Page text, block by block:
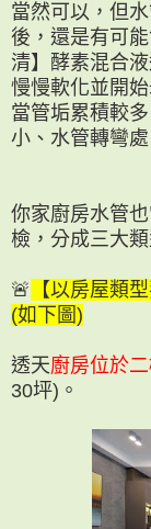
當然可以，但
後，還是有可
清】酵素混合
慢慢軟化並開始
當管垢累積較
小、水管轉彎
你家廚房水管
檢，分成三大類
🚨 【以房屋類
(如下圖)
透天廚房位於
30坪)。